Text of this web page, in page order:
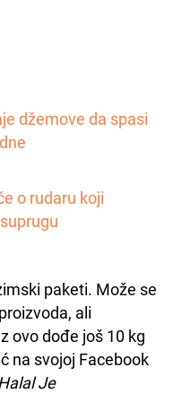
džemove da spasi
o rudaru koji
paketi. Može se
ali
ovo dođe još 10 kg
na svojoj Facebook
Je